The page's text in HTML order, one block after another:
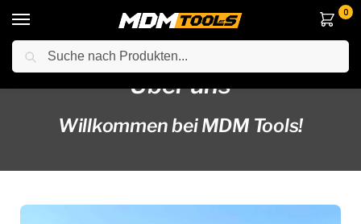
0
Über uns
Willkommen bei MDM Tools!